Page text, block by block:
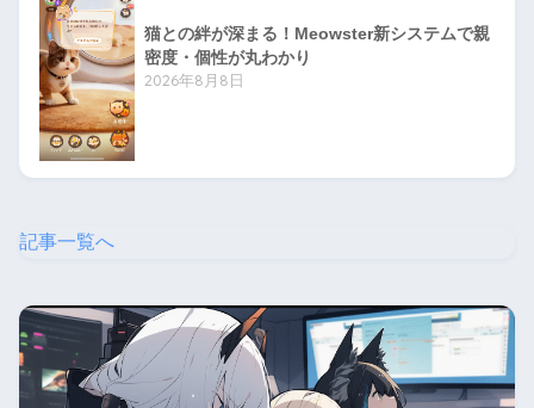
猫との絆が深まる！Meowster新システムで親
密度・個性が丸わかり
2026年8月8日
記事一覧へ